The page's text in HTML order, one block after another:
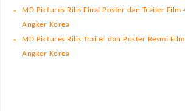
MD Pictures Rilis Final Poster dan Trailer Film
Angker Korea
MD Pictures Rilis Trailer dan Poster Resmi
Angker Korea